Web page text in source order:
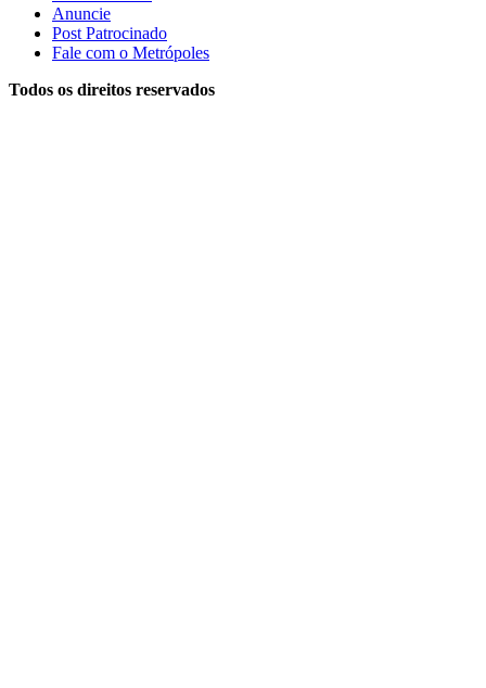
Anuncie
Post Patrocinado
Fale com o Metrópoles
Todos os direitos reservados